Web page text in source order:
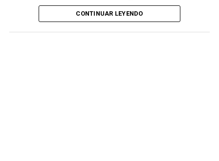
CONTINUAR LEYENDO